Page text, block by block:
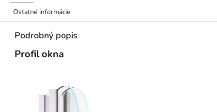
Ostatné informácie
Podrobný popis
Profil okna